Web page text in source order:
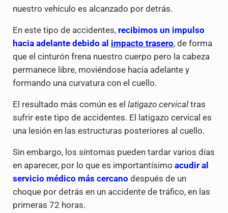
nuestro vehículo es alcanzado por detrás.
En este tipo de accidentes, recibimos un impulso
hacia adelante debido al impacto trasero, de forma
que el cinturón frena nuestro cuerpo pero la cabeza
permanece libre, moviéndose hacia adelante y
formando una curvatura con el cuello.
El resultado más común es el latigazo cervical tras
sufrir este tipo de accidentes. El latigazo cervical es
una lesión en las estructuras posteriores al cuello.
Sin embargo, los síntomas pueden tardar varios días
en aparecer, por lo que es importantísimo acudir al
servicio médico más cercano después de un
choque por detrás en un accidente de tráfico, en las
primeras 72 horas.